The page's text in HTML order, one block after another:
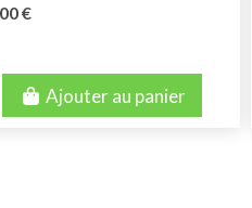
€
Ajouter au panier